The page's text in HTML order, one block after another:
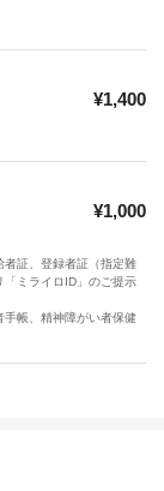
¥1,400
¥1,000
証、登録者証（指定難
「ミライロID」のご提示
手帳、精神障がい者保健